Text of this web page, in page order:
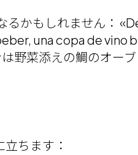
かもしれません：
una copa de vino
野菜添えの鯛のオー
立ちます：